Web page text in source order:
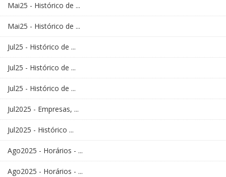
Mai25 - Histórico de ...
Mai25 - Histórico de ...
Jul25 - Histórico de ...
Jul25 - Histórico de ...
Jul25 - Histórico de ...
Jul2025 - Empresas, ...
Jul2025 - Histórico ...
Ago2025 - Horários - ...
Ago2025 - Horários - ...